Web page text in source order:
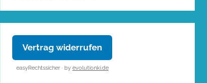
Vertrag widerrufen
easyRechtssicher · by evolutionki.de